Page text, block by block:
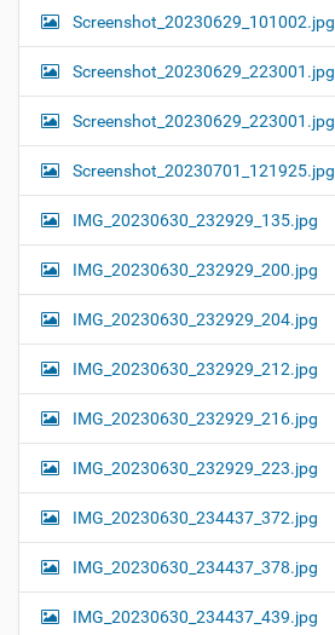
Screenshot_20230629_101002.jpg
Screenshot_20230629_223001.jpg
Screenshot_20230629_223001.jpg
Screenshot_20230701_121925.jpg
IMG_20230630_232929_135.jpg
IMG_20230630_232929_200.jpg
IMG_20230630_232929_204.jpg
IMG_20230630_232929_212.jpg
IMG_20230630_232929_216.jpg
IMG_20230630_232929_223.jpg
IMG_20230630_234437_372.jpg
IMG_20230630_234437_378.jpg
IMG_20230630_234437_439.jpg